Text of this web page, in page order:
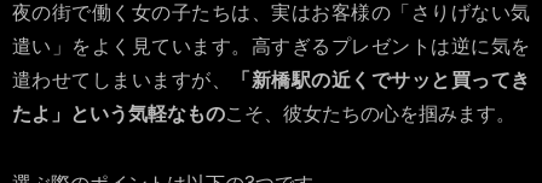
夜の街で働く女の子たちは、実はお客様の「さりげない気
遣い」をよく見ています。高すぎるプレゼントは逆に気を
遣わせてしまいますが、
「新橋駅の近くでサッと買ってき
たよ」という気軽なものこそ、彼女たちの心を掴みます。